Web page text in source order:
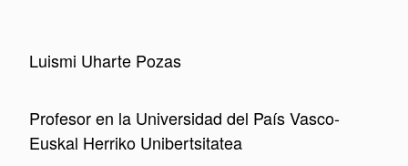
Luismi Uharte Pozas
Profesoren la Universidad del País Vasco-
Euskal Herriko Unibertsitatea